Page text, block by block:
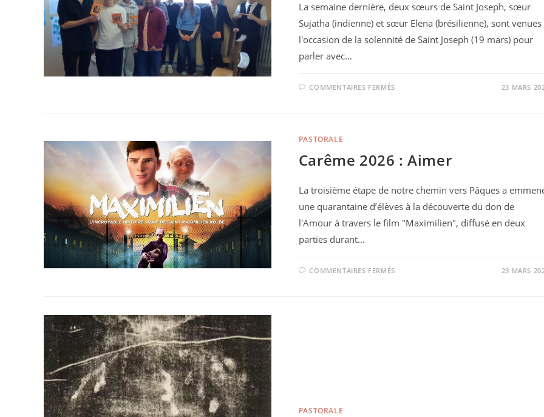
La semaine dernière, deux sœurs de Saint Joseph, sœur
Sujatha (indienne) et sœur Elena (brésilienne), sont venues
l'occasion de la solennité de Saint Joseph (19 mars) pour
parler avec…
COMMENTAIRES FERMÉS 23 MARS
PASTORALE
Carême 2026 : Aimer
La troisième étape de notre chemin vers Pâques a
une quarantaine d’élèves à la découverte du don de
l'Amour à travers le film "Maximilien", diffusé en deux
parties durant…
COMMENTAIRES FERMÉS 23 MARS
PASTORALE